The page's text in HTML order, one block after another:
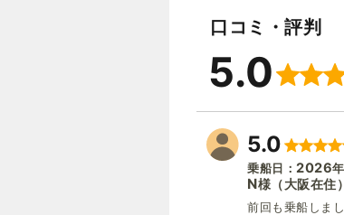
口コミ・評判
5.0
5.0
乗船日： 2026年
N様 （大阪在住）
前回も乗船しま